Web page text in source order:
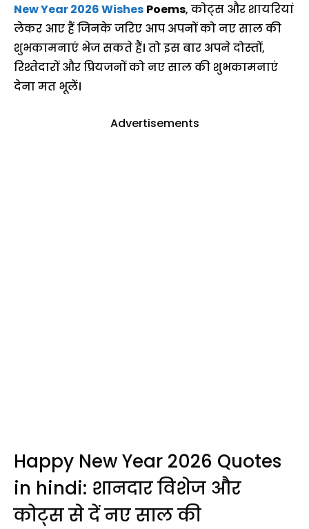
New Year 2026 Wishes Poems, कोट्स और शायरियां
लेकर आए हैं जिनके जरिए आप अपनों को नए साल की
शुभकामनाएं भेज सकते हैं। तो इस बार अपने दोस्तों,
रिश्तेदारों और प्रियजनों को नए साल की शुभकामनाएं
देना मत भूलें।
Advertisements
Happy New Year 2026 Quotes
in hindi: शानदार विशेज और
कोट्स से दें नए साल की